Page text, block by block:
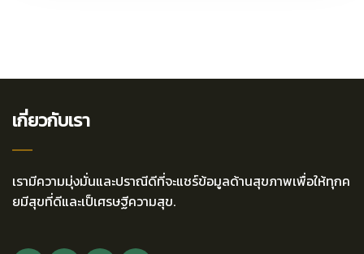
เกี่ยวกับเรา
เรามีความมุ่งมั่นและปราณีดีที่จะแชร์ข้อมูลด้านสุขภาพเพื่อให้ทุกค
ยมีสุขที่ดีและเป็เศรษฐีความสุข.